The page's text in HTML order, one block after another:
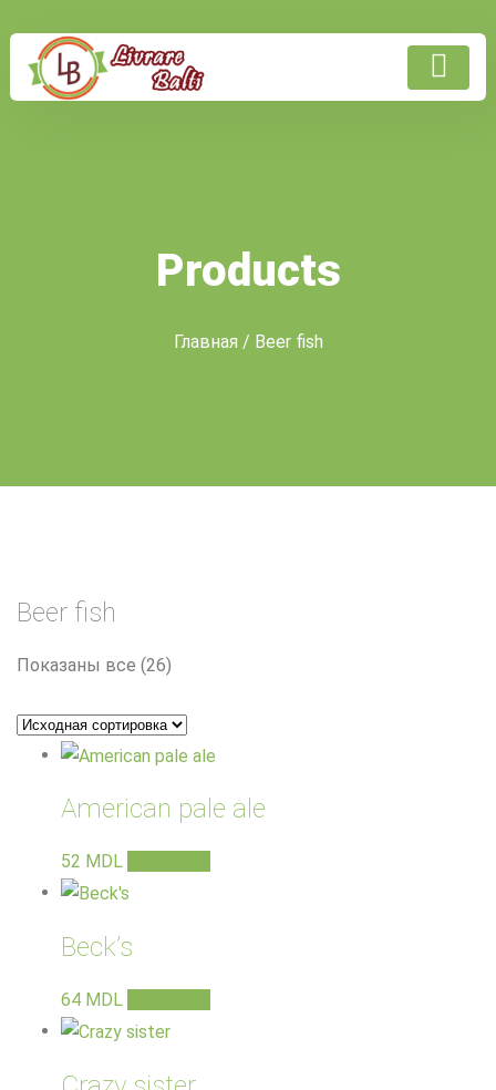
Products
Главная / Beer fish
Beer fish
Показаны все (26)
American pale ale
52 MDL
Beck’s
64 MDL